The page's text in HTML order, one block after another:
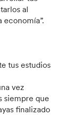
al
economía”.
tus estudios
vez
siempre que
finalizado